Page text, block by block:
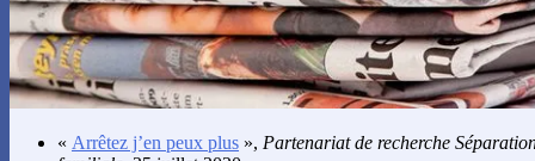
« Arrêtez j’en peux plus », Partenariat de recherche